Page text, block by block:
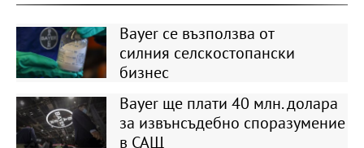
Bayer се възползва от
силния селскостопански
бизнес
Bayer ще плати 40 млн. долара
за извънсъдебно споразумение
в САЩ